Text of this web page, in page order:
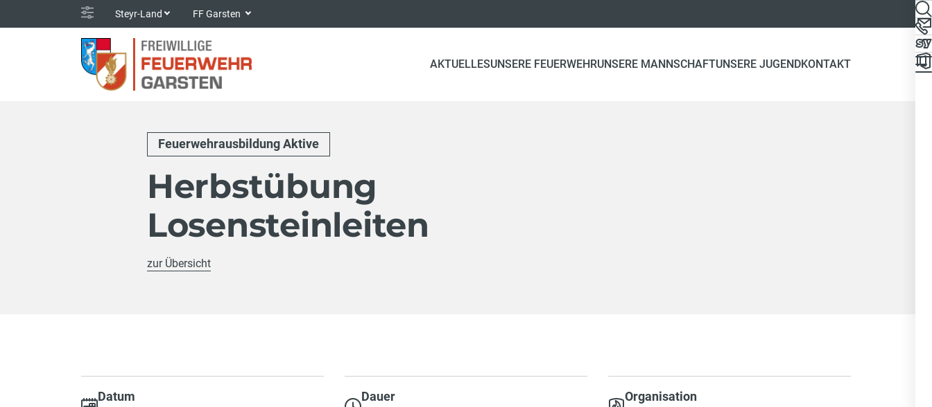
Steyr-Land FF Garsten
AKTUELLESUNSERE FEUERWEHRUNSERE MANNSCHAFTUNSERE JUGENDKONTAKT
Feuerwehrausbildung Aktive
Herbstübung
Losensteinleiten
zur Übersicht
Datum
Dauer
Organisation